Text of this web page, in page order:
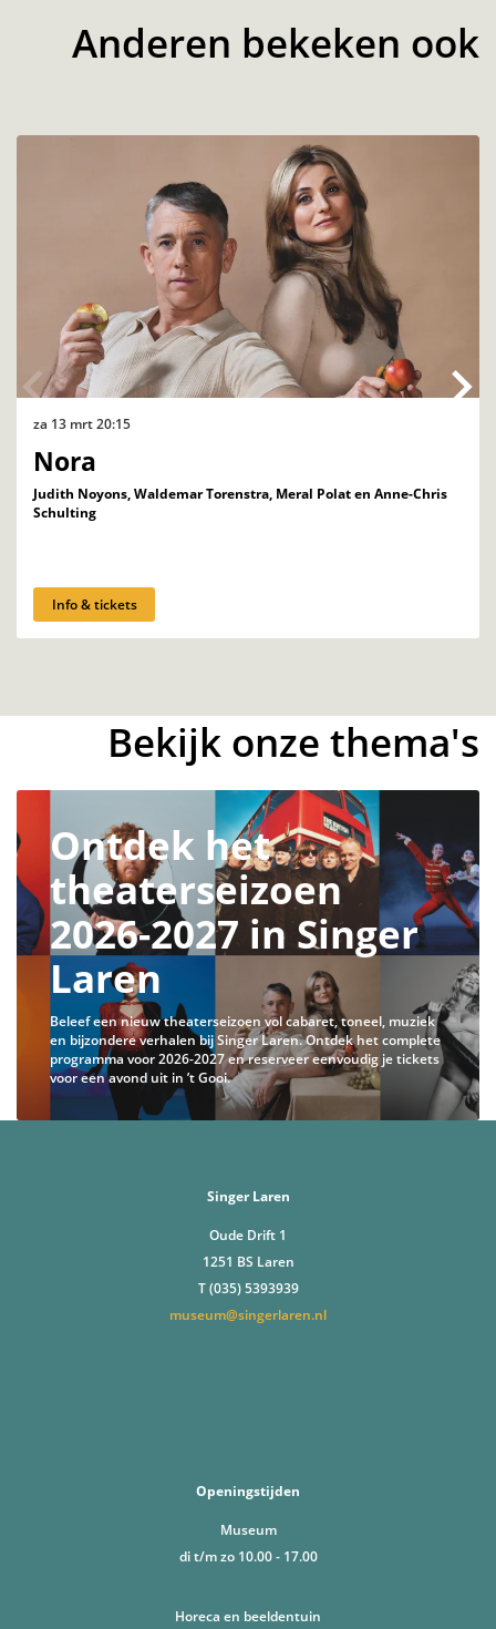
Anderen bekeken ook
Nora
Judith Noyons, Waldemar Torenstra, Meral Polat en Anne-Chris
Schulting
za 13 mrt20:15
Info & tickets
Bekijk onze thema's
Ontdek het
theaterseizoen
2026-2027 in Singer
Laren
Beleef een nieuw theaterseizoen vol cabaret, toneel, muziek
en bijzondere verhalen bij Singer Laren. Ontdek het complete
programma voor 2026-2027 en reserveer eenvoudig je tickets
voor een avond uit in ’t Gooi.
Singer Laren
Oude Drift 1
1251 BS Laren
T (035) 5393939
museum@singerlaren.nl
Openingstijden
Museum
di t/m zo 10.00 - 17.00
Horeca en beeldentuin